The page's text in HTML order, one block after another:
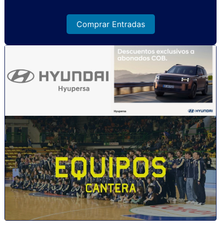
Comprar Entradas